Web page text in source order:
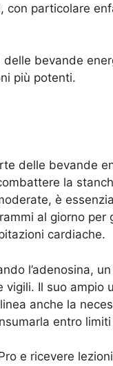
particolare
bevande
più potenti.
delle bevande
la
è
al giorno per
cardiache.
l’adenosina,
Il suo ampio
anche la
entro
e ricevere